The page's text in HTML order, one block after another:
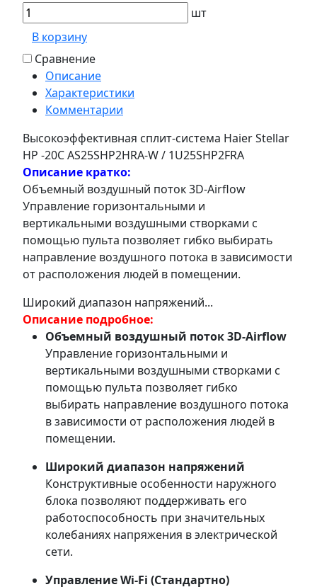
шт
В корзину
Сравнение
Описание
Характеристики
Комментарии
Высокоэффективная сплит-система Haier Stellar
HP -20С AS25SHP2HRA-W / 1U25SHP2FRA
Описание кратко:
Объемный воздушный поток 3D-Airflow
Управление горизонтальными и
вертикальными воздушными створками с
помощью пульта позволяет гибко выбирать
направление воздушного потока в зависимости
от расположения людей в помещении.
Широкий диапазон напряжений...
Описание подробное:
Объемный воздушный поток 3D-Airflow
Управление горизонтальными и
вертикальными воздушными створками с
помощью пульта позволяет гибко
выбирать направление воздушного потока
в зависимости от расположения людей в
помещении.
Широкий диапазон напряжений
Конструктивные особенности наружного
блока позволяют поддерживать его
работоспособность при значительных
колебаниях напряжения в электрической
сети.
Управление Wi-Fi (Стандартно)